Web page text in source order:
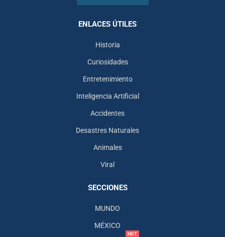
ENLACES ÚTILES
Historia
Curiosidades
Entretenimiento
Inteligencia Artificial
Accidentes
Desastres Naturales
Animales
Viral
SECCIONES
MUNDO
MÉXICO
HOT